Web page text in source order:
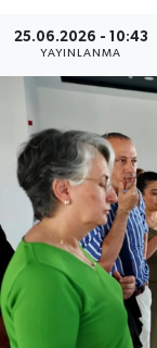
25.06.2026 - 10:43
YAYINLANMA
KÜLTÜR -
MAGAZİN
ÖZEL
SAĞLIK
SPOR
TEKNOLOJİ